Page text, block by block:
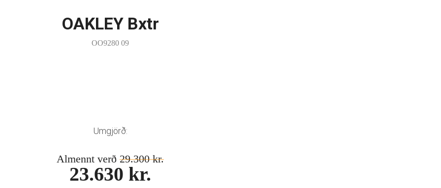
OAKLEY Bxtr
OO9280 09
Umgjörð:
Almennt verð 29.300 kr.
23.630 kr.